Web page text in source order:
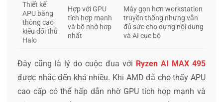
Thiết kế
APU băng
thông cao
kiểu đối thủ
Halo
Hợp với GPU
tích hợp mạnh
và bộ nhớ hợp
nhất
Máy gọn hơn workstation
truyền thống nhưng vẫn
đủ sức cho dựng nội dung
và AI cục bộ
Đây cũng là lý do cuộc đua với Ryzen AI MAX 495
được nhắc đến khá nhiều. Khi AMD đã cho thấy APU
cao cấp có thể hấp dẫn nhờ GPU tích hợp mạnh và